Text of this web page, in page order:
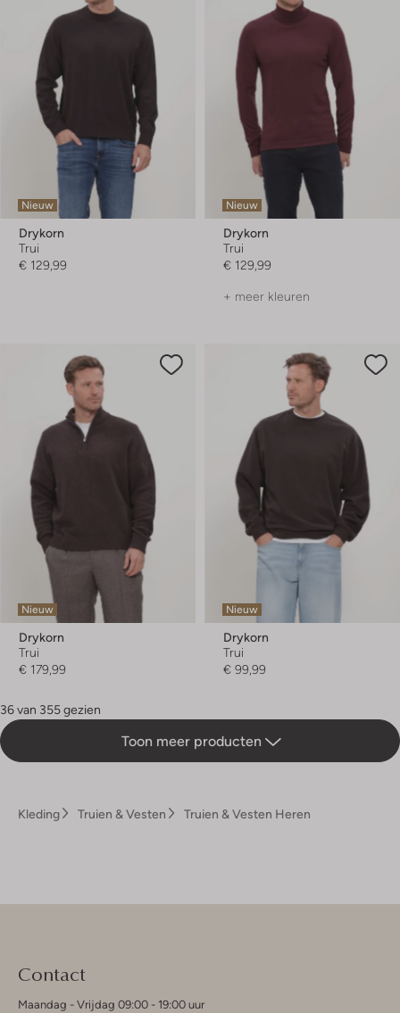
Nieuw
Drykorn
Trui
€ 129,99
Nieuw
Drykorn
Trui
€ 129,99
+ meer kleuren
Nieuw
Drykorn
Trui
€ 179,99
Nieuw
Drykorn
Trui
€ 99,99
36 van 355 gezien
Toon meer producten
Kleding Truien & Vesten Truien & Vesten Heren
Contact
Maandag - Vrijdag 09:00 - 19:00 uur